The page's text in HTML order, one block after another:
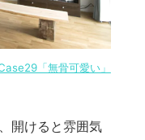
「無骨可愛い」
開けると雰囲気